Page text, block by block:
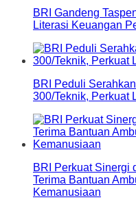
BRI Gandeng
Literasi Keuangan
BRI Peduli
300/Teknik, Perkuat
BRI Perkuat Sinergi
Terima Bantuan
Kemanusiaan